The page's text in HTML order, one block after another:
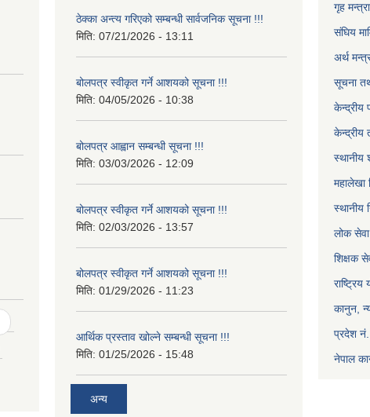
ठेक्का अन्त्य गरिएको सम्बन्धी सार्वजनिक सूचना !!!
मिति: 07/21/2026 - 13:11
बोलपत्र स्वीकृत गर्ने आशयको सूचना !!!
मिति: 04/05/2026 - 10:38
बोलपत्र आह्वान सम्बन्धी सूचना !!!
मिति: 03/03/2026 - 12:09
बोलपत्र स्वीकृत गर्ने आशयको सूचना !!!
मिति: 02/03/2026 - 13:57
बोलपत्र स्वीकृत गर्ने आशयको सूचना !!!
मिति: 01/29/2026 - 11:23
आर्थिक प्रस्ताव खोल्ने सम्बन्धी सूचना !!!
मिति: 01/25/2026 - 15:48
अन्य
गृह
संघिय
अर्थ
सूचना
केन्द्रीय
केन्द्रीय
स्थानीय
महालेखा
स्थानीय
लोक
शिक्षक
कानुन,
प्रदेश
नेपाल